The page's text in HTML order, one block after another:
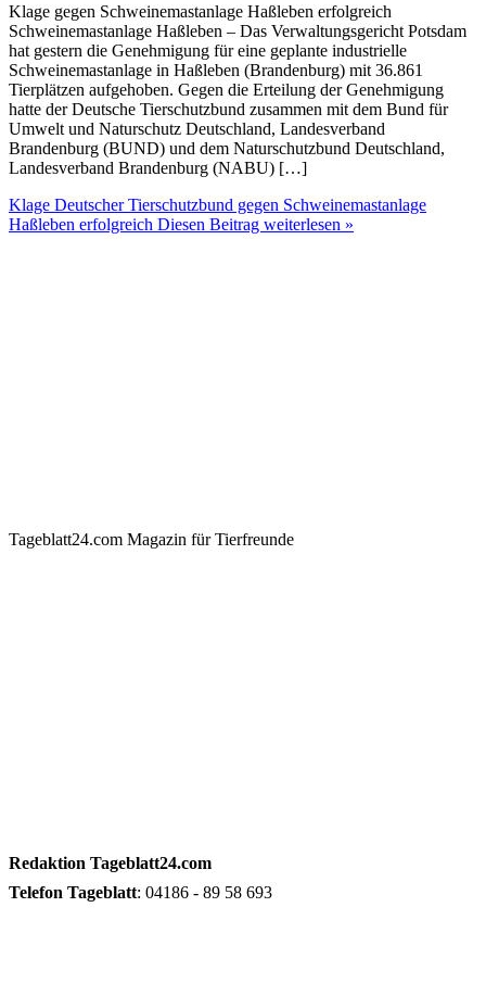
Klage gegen Schweinemastanlage Haßleben erfolgreich
Schweinemastanlage Haßleben – Das Verwaltungsgericht Potsdam
hat gestern die Genehmigung für eine geplante industrielle
Schweinemastanlage in Haßleben (Brandenburg) mit 36.861
Tierplätzen aufgehoben. Gegen die Erteilung der Genehmigung
hatte der Deutsche Tierschutzbund zusammen mit dem Bund für
Umwelt und Naturschutz Deutschland, Landesverband
Brandenburg (BUND) und dem Naturschutzbund Deutschland,
Landesverband Brandenburg (NABU) […]
Klage Deutscher Tierschutzbund gegen Schweinemastanlage
Haßleben erfolgreich Diesen Beitrag weiterlesen »
Tageblatt24.com Magazin für Tierfreunde
Redaktion Tageblatt24.com
Telefon Tageblatt: 04186 - 89 58 693